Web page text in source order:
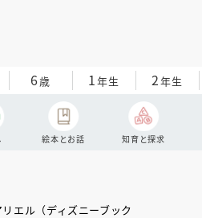
6歳 1年生 2年生
絵本とお話 知育と探求